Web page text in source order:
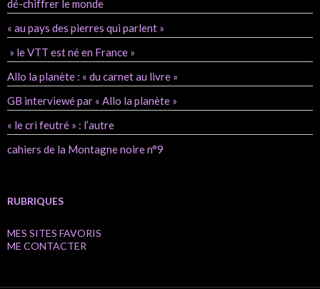
dé-chiffrer le monde
« au pays des pierres qui parlent »
» le VTT est né en France »
Allo la planète : « du carnet au livre »
GB interviewé par « Allo la planète »
« le cri feutré » : l’autre
cahiers de la Montagne noire n°9
RUBRIQUES
MES SITES FAVORIS
ME CONTACTER